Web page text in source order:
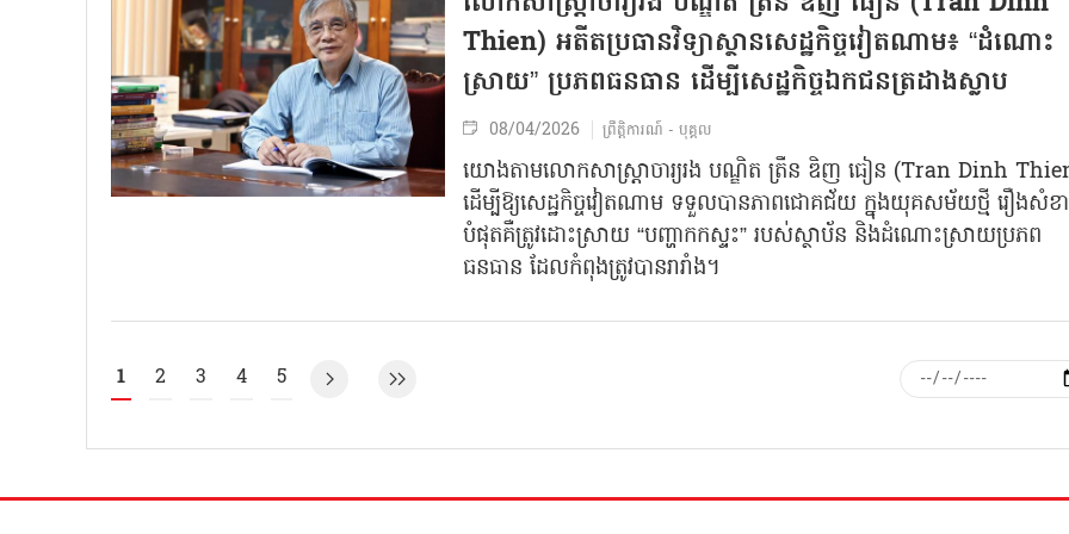
Thien) អតីតប្រធានវិទ្យាស្ថានសេដ្ឋកិច្ចវៀតណាម៖ “ដំណោះ
ស្រាយ” ប្រភពធនធាន ដើម្បីសេដ្ឋកិច្ចឯកជនត្រដាងស្លាប
08/04/2026 ព្រឹត្តិការណ៍ - បុគ្គល
យោងតាមលោកសាស្ត្រាចារ្យរង បណ្ឌិត ត្រឹន ឌិញ ធៀន (Tran Dinh
ដើម្បីឱ្យសេដ្ឋកិច្ចវៀតណាម ទទួលបានភាពជោគជ័យ​ ក្នុងយុគសម័យថ្មី រឿងសំខ
បំផុតគឺត្រូវដោះស្រាយ “បញ្ហាកកស្ទះ” របស់ស្ថាប័ន និងដំណោះស្រាយប្រភព
ធនធាន ដែលកំពុងត្រូវបានរារាំង។
1 2 3 4 5